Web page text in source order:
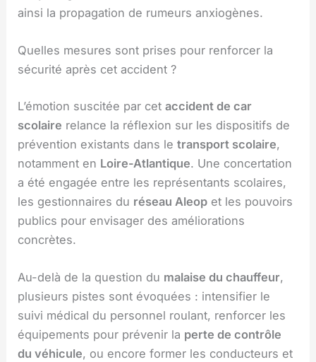
ainsi la propagation de rumeurs anxiogènes.
Quelles mesures sont prises pour renforcer la
sécurité après cet accident ?
L’émotion suscitée par cetaccident de car
scolaire relance la réflexion sur les dispositifs de
prévention existants dans letransport scolaire,
notamment en Loire-Atlantique. Une concertation
a été engagée entre les représentants scolaires,
les gestionnaires du réseau Aleop et les pouvoirs
publics pour envisager des améliorations
concrètes.
Au-delà de la question du malaise du chauffeur,
plusieurs pistes sont évoquées : intensifier le
suivi médical du personnel roulant, renforcer les
équipements pour prévenir la perte de contrôle
du véhicule, ou encore former les conducteurs et